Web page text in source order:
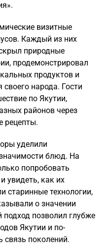
визитные
Каждый из них
природные
продемонстрировал
продуктов и
своего народа. Гости
по Якутии,
районов через
рецепты.
уделили
блюд. На
попробовать
увидеть, как их
старинные технологии,
о значении
подход позволил глубже
Якутии и по-
связь поколений.